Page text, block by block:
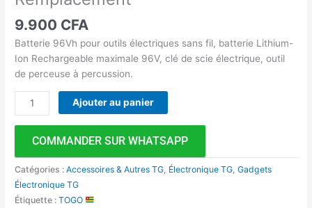
9.900 CFA
Batterie 96Vh pour outils électriques sans fil, batterie Lithium-
Ion Rechargeable maximale 96V, clé de scie électrique, outil
de perceuse à percussion.
Ajouter au panier
COMMANDER SUR WHATSAPP
Catégories :Accessoires & Autres TG Électronique TG ,Gadgets
Électronique TG
Étiquette :TOGO